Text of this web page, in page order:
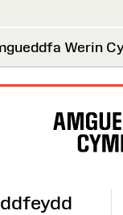
Werin